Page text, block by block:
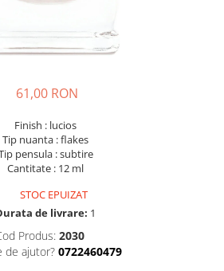
61,00 RON
Finish : lucios
Tip nuanta : flakes
pensula : subtire
Cantitate : 12 ml
STOC EPUIZAT
de livrare: 1
Produs: 2030
de ajutor? 0722460479